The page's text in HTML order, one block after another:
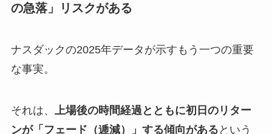
の急落」リスクがある
ナスダックの2025年データが示すもう一つの重要
な事実。
それは、 上場後の時間経過とともに初日のリター
ンが「フェード（逓減）」する傾向がある という